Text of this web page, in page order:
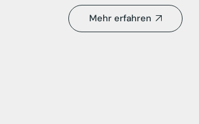
Mehr erfahren